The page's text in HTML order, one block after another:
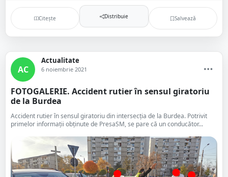
Citește Distribuie Salvează
AC
Actualitate
6 noiembrie 2021
FOTOGALERIE. Accident rutier în sensul giratoriu
de la Burdea
Accident rutier în sensul giratoriu din intersecția de la Burdea. Potrivit
primelor informații obținute de PresaSM, se pare că un conducător...